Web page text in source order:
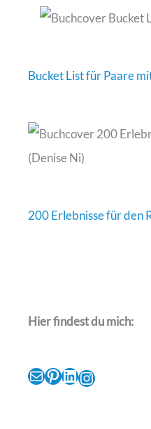
Bucket List für Paare
200 Erlebnisse für den
Hier findest du mich:
E-Mail Pinterest LinkedIn Instagram